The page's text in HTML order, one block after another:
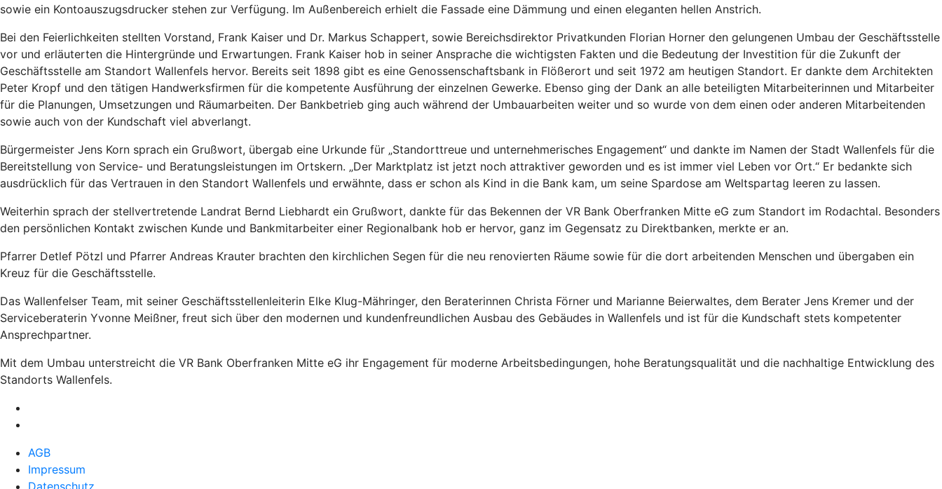
sowie ein Kontoauszugsdrucker stehen zur Verfügung. Im Außenbereich erhielt die Fassade eine Dämmung und einen eleganten hellen Anstrich.
Bei den Feierlichkeiten stellten Vorstand, Frank Kaiser und Dr. Markus Schappert, sowie Bereichsdirektor Privatkunden Florian Horner den gelungenen Umbau der Geschäftsstelle
vor und erläuterten die Hintergründe und Erwartungen. Frank Kaiser hob in seiner Ansprache die wichtigsten Fakten und die Bedeutung der Investition für die Zukunft der
Geschäftsstelle am Standort Wallenfels hervor. Bereits seit 1898 gibt es eine Genossenschaftsbank in Flößerort und seit 1972 am heutigen Standort. Er dankte dem Architekten
Peter Kropf und den tätigen Handwerksfirmen für die kompetente Ausführung der einzelnen Gewerke. Ebenso ging der Dank an alle beteiligten Mitarbeiterinnen und Mitarbeiter
für die Planungen, Umsetzungen und Räumarbeiten. Der Bankbetrieb ging auch während der Umbauarbeiten weiter und so wurde von dem einen oder anderen Mitarbeitenden
sowie auch von der Kundschaft viel abverlangt.
Bürgermeister Jens Korn sprach ein Grußwort, übergab eine Urkunde für „Standorttreue und unternehmerisches Engagement“ und dankte im Namen der Stadt Wallenfels für die
Bereitstellung von Service- und Beratungsleistungen im Ortskern. „Der Marktplatz ist jetzt noch attraktiver geworden und es ist immer viel Leben vor Ort.“ Er bedankte sich
ausdrücklich für das Vertrauen in den Standort Wallenfels und erwähnte, dass er schon als Kind in die Bank kam, um seine Spardose am Weltspartag leeren zu lassen.
Weiterhin sprach der stellvertretende Landrat Bernd Liebhardt ein Grußwort, dankte für das Bekennen der VR Bank Oberfranken Mitte eG zum Standort im Rodachtal. Besonders
den persönlichen Kontakt zwischen Kunde und Bankmitarbeiter einer Regionalbank hob er hervor, ganz im Gegensatz zu Direktbanken, merkte er an.
Pfarrer Detlef Pötzl und Pfarrer Andreas Krauter brachten den kirchlichen Segen für die neu renovierten Räume sowie für die dort arbeitenden Menschen und übergaben ein
Kreuz für die Geschäftsstelle.
Das Wallenfelser Team, mit seiner Geschäftsstellenleiterin Elke Klug-Mähringer, den Beraterinnen Christa Förner und Marianne Beierwaltes, dem Berater Jens Kremer und der
Serviceberaterin Yvonne Meißner, freut sich über den modernen und kundenfreundlichen Ausbau des Gebäudes in Wallenfels und ist für die Kundschaft stets kompetenter
Ansprechpartner.
Mit dem Umbau unterstreicht die VR Bank Oberfranken Mitte eG ihr Engagement für moderne Arbeitsbedingungen, hohe Beratungsqualität und die nachhaltige Entwicklung des
Standorts Wallenfels.
AGB
Impressum
Datenschutz